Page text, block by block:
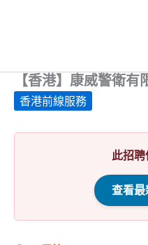
【香港】康威警衛有
香港前線服務
此招聘
查看